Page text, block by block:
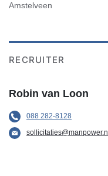
Amstelveen
RECRUITER
Robin van Loon
088 282-8128
sollicitaties@manpower.nl